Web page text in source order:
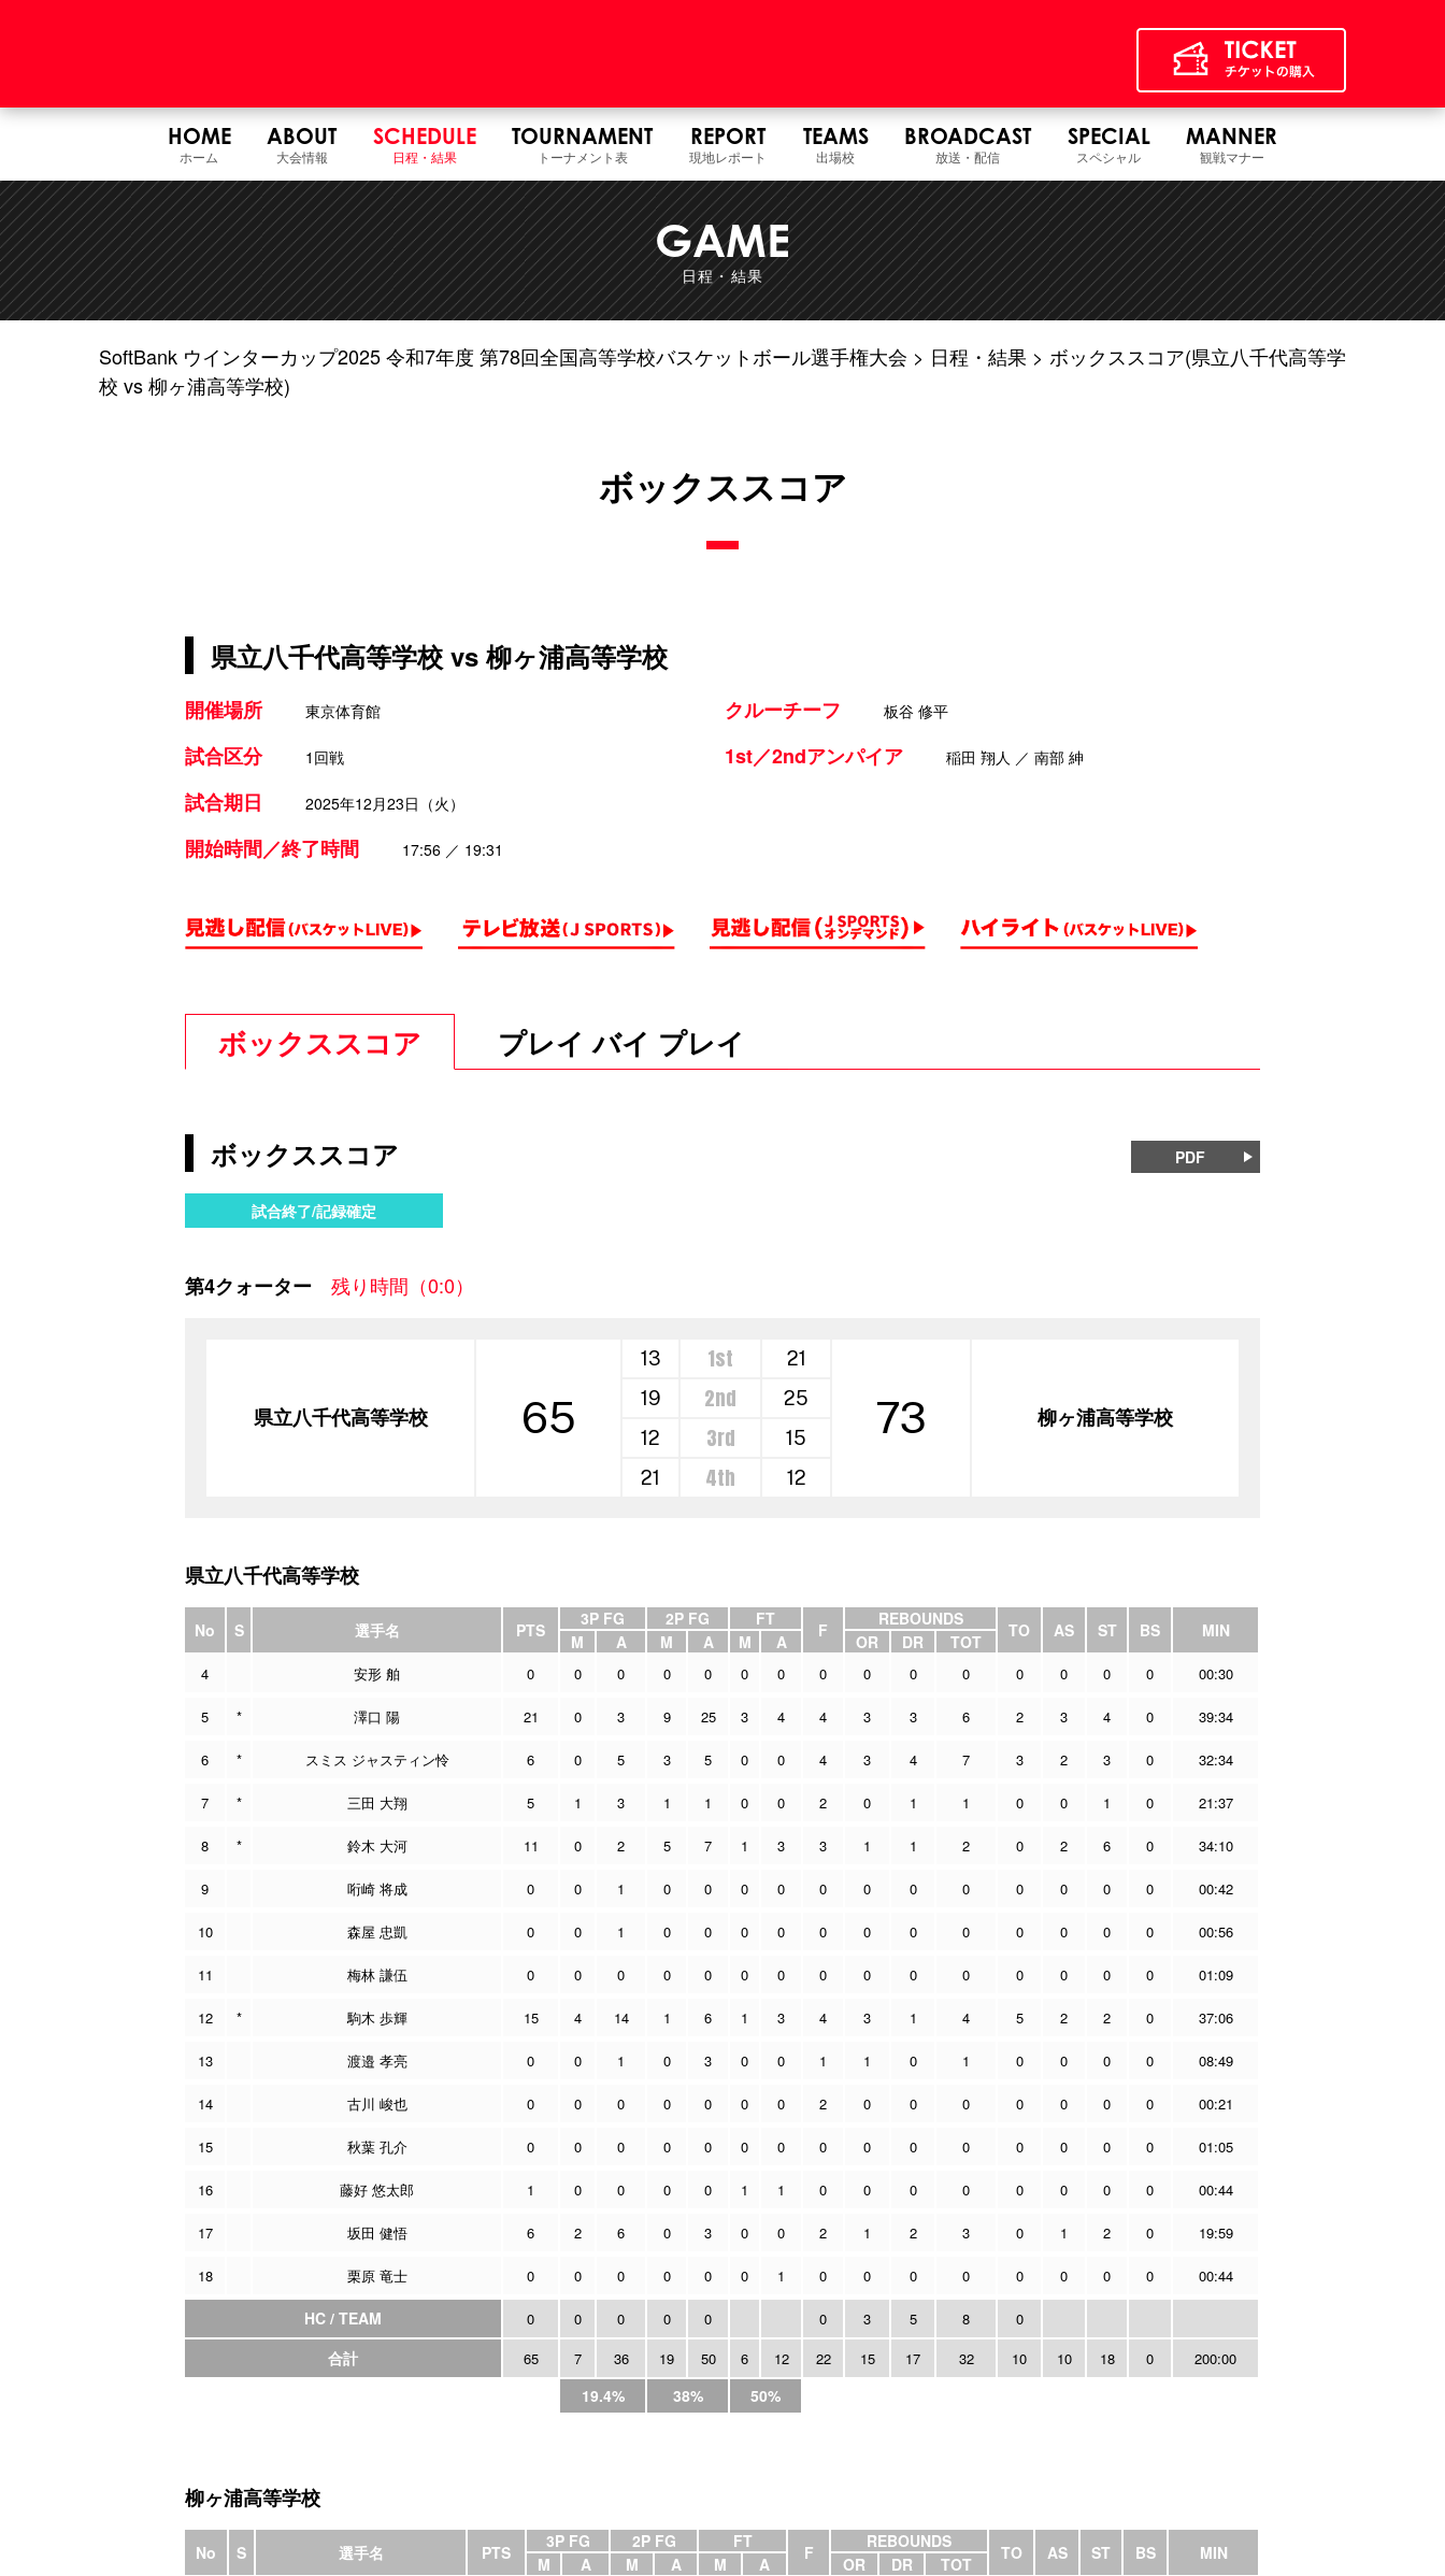
HOME
ホーム
ABOUT
大会情報
SCHEDULE
日程・結果
TOURNAMENT
トーナメント表
REPORT
現地レポート
TEAMS
出場校
BROADCAST
放送・配信
SPECIAL
スペシャル
MANNER
観戦マナー
GAME
日程・結果
SoftBank ウインターカップ2025 令和7年度 第78回全国高等学校バスケットボール選手権大会 日程・結果
ボックススコア(県立八千代高等学
校 vs 柳ヶ浦高等学校)
ボックススコア
県立八千代高等学校 vs 柳ヶ浦高等学校
開催場所 東京体育館
試合区分 1回戦
試合期日 2025年12月23日（火）
開始時間／終了時間 17:56 ／ 19:31
クルーチーフ 板谷 修平
1st／2ndアンパイア 稲田 翔人 ／ 南部 紳
ボックススコア プレイ バイ プレイ
ボックススコア PDF
試合終了/記録確定
第4クォーター 残り時間（0:0）
県立八千代高等学校 65
13 1st 21
73 柳ヶ浦高等学校
19 2nd
25
12
3rd
15
21
4th 12
県立八千代高等学校
No S 選手名 PTS
3P FG 2P FG FT
F
REBOUNDS
TO AS ST BS MIN
M A M A M A OR DR TOT
4 安形 舶 0 0 0 0 0 0 0 0 0 0 0 0 0 0 0 00:30
5 * 澤口 陽 21 0 3 9 25 3 4 4 3 3 6 2 3 4 0 39:34
6 * スミス ジャスティン怜 6 0 5 3 5 0 0 4 3 4 7 3 2 3 0 32:34
7 * 三田 大翔 5 1 3 1 1 0 0 2 0 1 1 0 0 1 0 21:37
8 * 鈴木 大河 11 0 2 5 7 1 3 3 1 1 2 0 2 6 0 34:10
9 哘崎 将成 0 0 1 0 0 0 0 0 0 0 0 0 0 0 0 00:42
10 森屋 忠凱 0 0 1 0 0 0 0 0 0 0 0 0 0 0 0 00:56
11 梅林 謙伍 0 0 0 0 0 0 0 0 0 0 0 0 0 0 0 01:09
12 * 駒木 歩輝 15 4 14 1 6 1 3 4 3 1 4 5 2 2 0 37:06
13 渡邉 孝亮 0 0 1 0 3 0 0 1 1 0 1 0 0 0 0 08:49
14 古川 峻也 0 0 0 0 0 0 0 2 0 0 0 0 0 0 0 00:21
15 秋葉 孔介 0 0 0 0 0 0 0 0 0 0 0 0 0 0 0 01:05
16 藤好 悠太郎 1 0 0 0 0 1 1 0 0 0 0 0 0 0 0 00:44
17 坂田 健悟 6 2 6 0 3 0 0 2 1 2 3 0 1 2 0 19:59
18 栗原 竜士 0 0 0 0 0 0 1 0 0 0 0 0 0 0 0 00:44
HC / TEAM 0 0 0 0 0 0 3 5 8 0
合計 65 7 36 19 50 6 12 22 15 17 32 10 10 18 0 200:00
19.4% 38% 50%
柳ヶ浦高等学校
No S 選手名 PTS
3P FG 2P FG FT
F
REBOUNDS
TO AS ST BS MIN
M A M A M A OR DR TOT